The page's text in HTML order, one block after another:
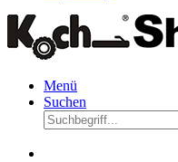
Menü
Suchen